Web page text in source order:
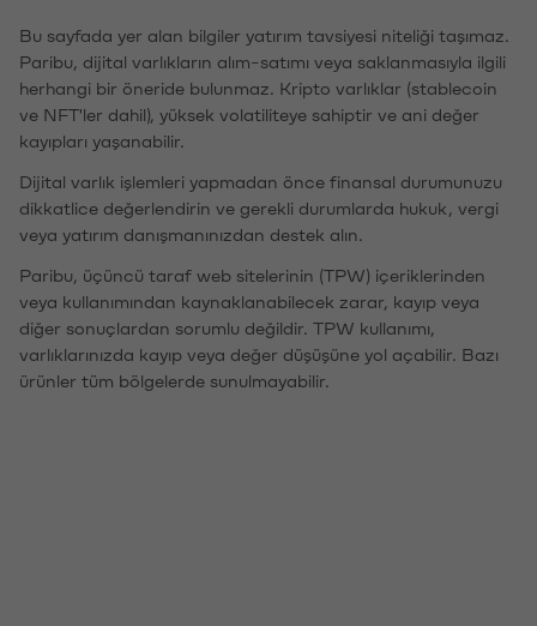
Bu sayfada yer alan bilgiler yatırım tavsiyesi niteliği taşımaz.
Paribu, dijital varlıkların alım-satımı veya saklanmasıyla ilgili
herhangi bir öneride bulunmaz. Kripto varlıklar (stablecoin
ve NFT'ler dahil), yüksek volatiliteye sahiptir ve ani değer
kayıpları yaşanabilir.
Dijital varlık işlemleri yapmadan önce finansal durumunuzu
dikkatlice değerlendirin ve gerekli durumlarda hukuk, vergi
veya yatırım danışmanınızdan destek alın.
Paribu, üçüncü taraf web sitelerinin (TPW) içeriklerinden
veya kullanımından kaynaklanabilecek zarar, kayıp veya
diğer sonuçlardan sorumlu değildir. TPW kullanımı,
varlıklarınızda kayıp veya değer düşüşüne yol açabilir. Bazı
ürünler tüm bölgelerde sunulmayabilir.